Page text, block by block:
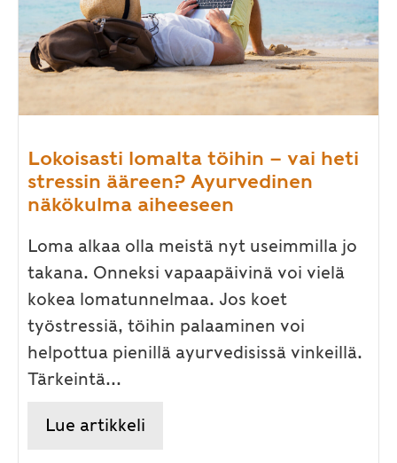
Lokoisasti lomalta töihin – vai heti
stressin ääreen? Ayurvedinen
näkökulma aiheeseen
Loma alkaa olla meistä nyt useimmilla jo
takana. Onneksi vapaapäivinä voi vielä
kokea lomatunnelmaa. Jos koet
työstressiä, töihin palaaminen voi
helpottua pienillä ayurvedisissä vinkeillä.
Tärkeintä...
Lue artikkeli